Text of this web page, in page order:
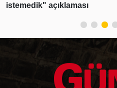
istemedik" açıklaması